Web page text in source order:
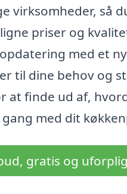
virksomheder, så
priser og
med et
til dine behov og
at finde ud af,
med dit
gratis og